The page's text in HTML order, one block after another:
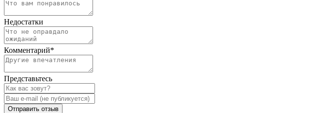
Недостатки
Комментарий*
Представьтесь
Отправить отзыв